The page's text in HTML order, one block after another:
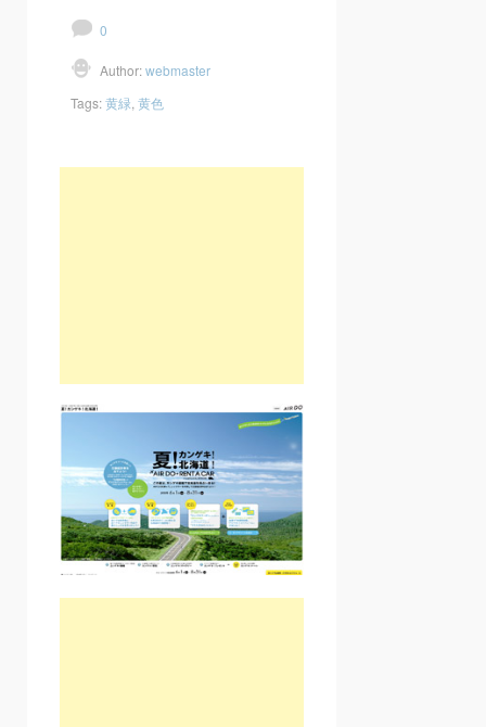
0
Author:webmaster
Tags:黄緑 黄色